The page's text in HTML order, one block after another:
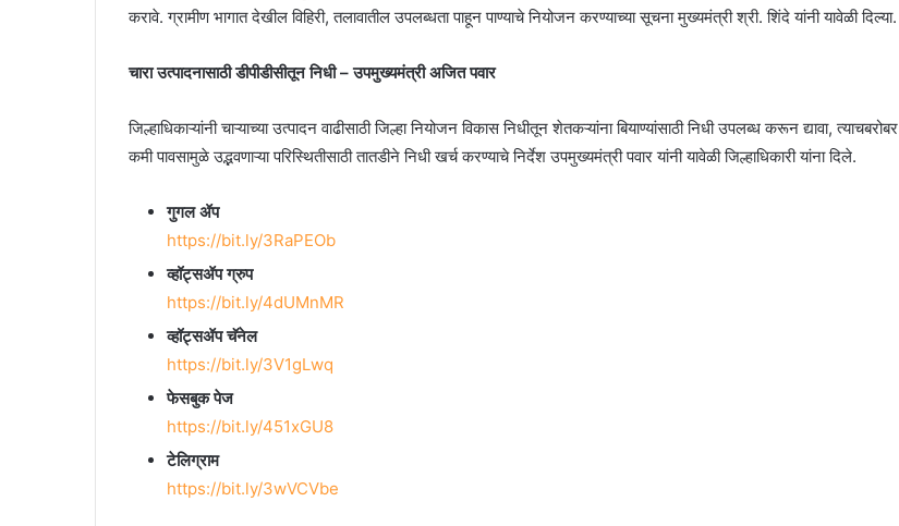
करावे. ग्रामीण भागात देखील विहिरी, तलावातील उपलब्धता पाहून पाण्याचे नियोजन करण्याच्या सूचना मुख्यमंत्री श्री. शिंदे यांनी यावेळी दिल्या.
चारा उत्पादनासाठी डीपीडीसीतून निधी – उपमुख्यमंत्री अजित पवार
जिल्हाधिकाऱ्यांनी चाऱ्याच्या उत्पादन वाढीसाठी जिल्हा नियोजन विकास निधीतून शेतकऱ्यांना बियाण्यांसाठी निधी उपलब्ध करून द्यावा, त्याचबरोबर
कमी पावसामुळे उद्भवणाऱ्या परिस्थितीसाठी तातडीने निधी खर्च करण्याचे निर्देश उपमुख्यमंत्री पवार यांनी यावेळी जिल्हाधिकारी यांना दिले.
गुगल ॲप
https://bit.ly/3RaPEOb
व्हॉट्सॲप ग्रुप
https://bit.ly/4dUMnMR
व्हॉट्सॲप चॅनेल
https://bit.ly/3V1gLwq
फेसबुक पेज
https://bit.ly/451xGU8
टेलिग्राम
https://bit.ly/3wVCVbe